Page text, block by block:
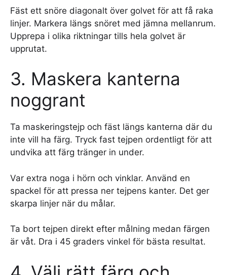
Fäst ett snöre diagonalt över golvet för att få raka
linjer. Markera längs snöret med jämna mellanrum.
Upprepa i olika riktningar tills hela golvet är
upprutat.
3. Maskera kanterna
noggrant
Ta maskeringstejp och fäst längs kanterna där du
inte vill ha färg. Tryck fast tejpen ordentligt för att
undvika att färg tränger in under.
Var extra noga i hörn och vinklar. Använd en
spackel för att pressa ner tejpens kanter. Det ger
skarpa linjer när du målar.
Ta bort tejpen direkt efter målning medan färgen
är våt. Dra i 45 graders vinkel för bästa resultat.